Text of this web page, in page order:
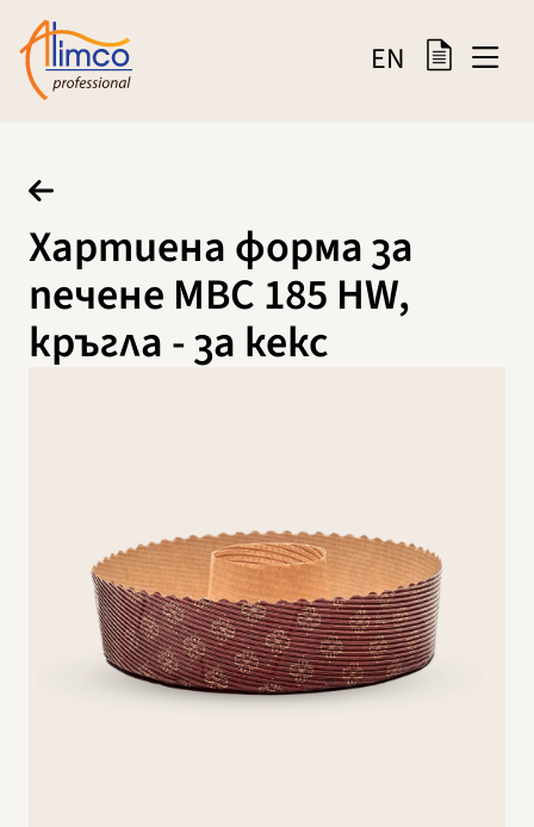
EN
Хартиена форма за
печене MBC 185 HW,
кръгла - за кекс